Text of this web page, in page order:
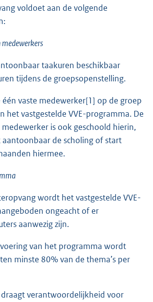
voldoet aan de volgende
taakuren beschikbaar
tijdens de groepsopenstelling.
één vaste medewerker[1] op de groep
het vastgestelde VVE-programma. De
is ook geschoold hierin,
de scholing of start
hiermee.
wordt het vastgestelde VVE-
ongeacht of er
aanwezig zijn.
van het programma wordt
minste 80% van de thema’s per
verantwoordelijkheid voor